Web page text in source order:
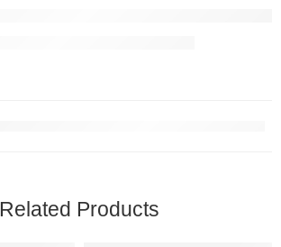
Related Products